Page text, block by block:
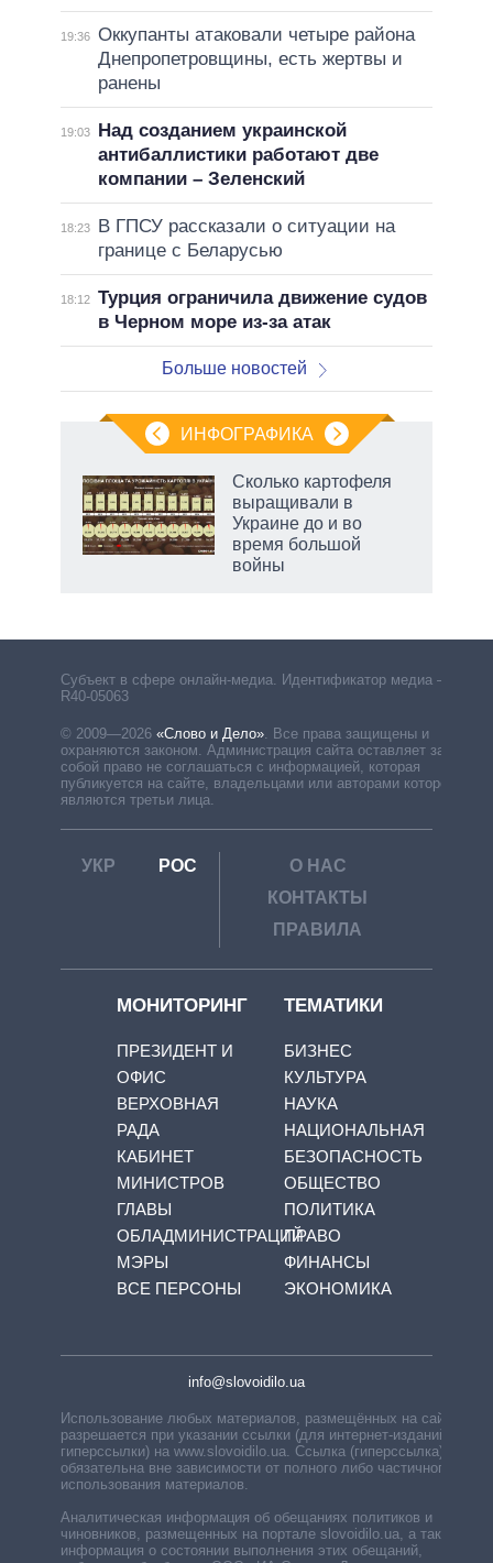
19:36 Оккупанты атаковали четыре района
Днепропетровщины, есть жертвы и
ранены
19:03
Над созданием украинской
антибаллистики работают две
компании – Зеленский
18:23
В ГПСУ рассказали о ситуации на
границе с Беларусью
18:12 Турция ограничила движение судов
в Черном море из-за атак
Больше новостей
ИНФОГРАФИКА
Сколько картофеля
выращивали в
Украине до и во
время большой
войны
Субъект в сфере онлайн-медиа. Идентификатор медиа –
R40-05063
© 2009—2026 «Слово и Дело». Все права защищены и
охраняются законом. Администрация сайта оставляет за
собой право не соглашаться с информацией, которая
публикуется на сайте, владельцами или авторами которой
являются третьи лица.
УКР РОС
О НАС
КОНТАКТЫ
ПРАВИЛА
МОНИТОРИНГ
ПРЕЗИДЕНТ И
ОФИС
ВЕРХОВНАЯ
РАДА
КАБИНЕТ
МИНИСТРОВ
ГЛАВЫ
ОБЛАДМИНИСТРАЦИЙ
МЭРЫ
ВСЕ ПЕРСОНЫ
ТЕМАТИКИ
БИЗНЕС
КУЛЬТУРА
НАУКА
НАЦИОНАЛЬНАЯ
БЕЗОПАСНОСТЬ
ОБЩЕСТВО
ПОЛИТИКА
ПРАВО
ФИНАНСЫ
ЭКОНОМИКА
info@slovoidilo.ua
Использование любых материалов, размещённых на сайте,
разрешается при указании ссылки (для интернет-изданий —
гиперссылки) на www.slovoidilo.ua. Ссылка (гиперссылка)
обязательна вне зависимости от полного либо частичного
использования материалов.
Аналитическая информация об обещаниях политиков и
чиновников, размещенных на портале slovoidilo.ua, а также
информация о состоянии выполнения этих обещаний,